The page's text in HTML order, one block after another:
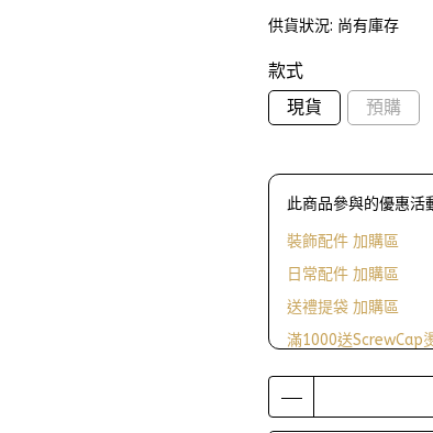
供貨狀況: 尚有庫存
款式
現貨
預購
此商品參與的優惠活
裝飾配件 加購區
日常配件 加購區
送禮提袋 加購區
滿1000送ScrewCap